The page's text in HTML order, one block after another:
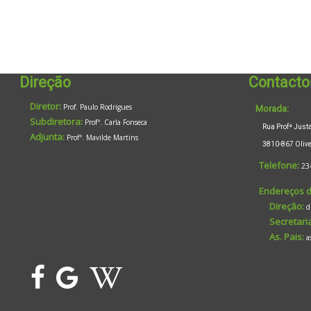
Direção
Diretor: Prof. Paulo Rodrigues
Subdiretora: Profª. Carla Fonseca
Adjunta: Profª. Mavilde Martins
Morada:
Rua Profª Justa
3810-867
Telefone:
Endereços
Direção:
As. Pais: